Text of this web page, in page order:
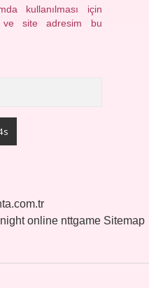
kullanılması için
ve site adresim bu
online nttgame Sitemap